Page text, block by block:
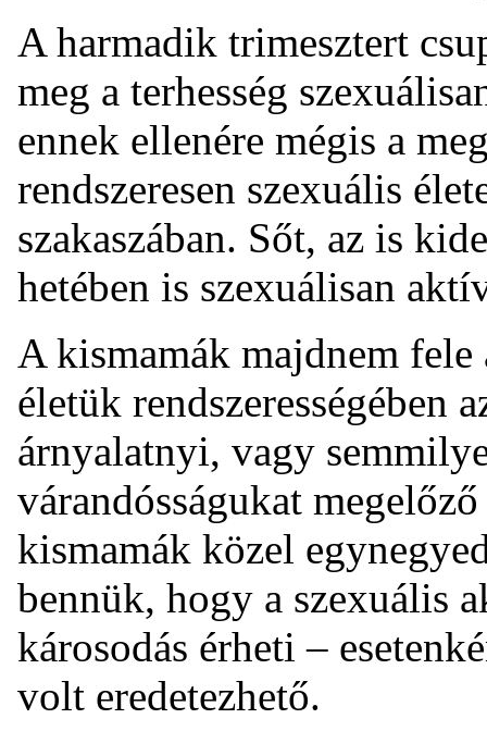
A harmadik trimesztert
meg a terhesség
ennek ellenére mégis a
rendszeresen szexuális
szakaszában. Sőt, az is
hetében is szexuálisan
A kismamák majdnem
életük rendszerességében
árnyalatnyi, vagy
várandósságukat
kismamák közel
bennük, hogy a szexuális
károsodás érheti –
volt eredetezhető.